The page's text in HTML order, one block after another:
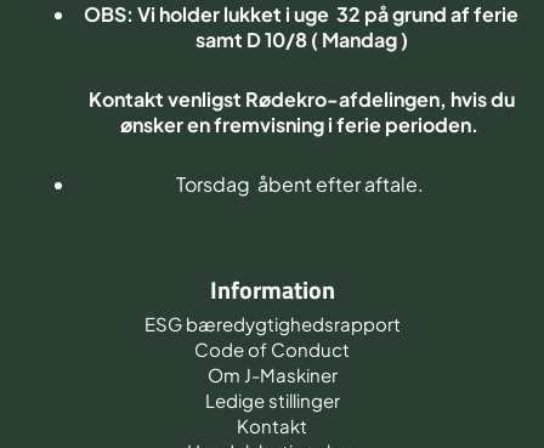
OBS: Vi holder lukket i uge 32 på grund af ferie
samt D 10/8 ( Mandag )
Kontakt venligst Rødekro-afdelingen, hvis du
ønsker en fremvisning i ferie perioden.
Torsdag åbent efter aftale.
Information
ESG bæredygtighedsrapport
Code of Conduct
Om J-Maskiner
Ledige stillinger
Kontakt